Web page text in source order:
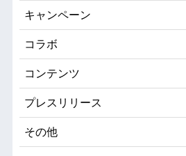
キャンペーン
コラボ
コンテンツ
プレスリリース
その他